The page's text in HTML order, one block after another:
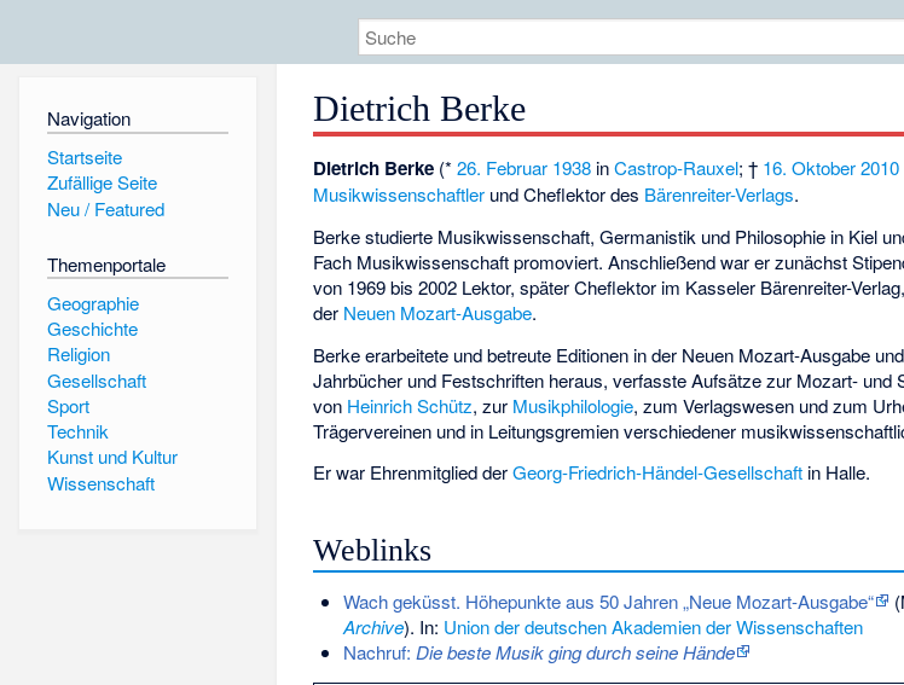
Navigation
Startseite
Zufällige Seite
Neu / Featured
Themenportale
Geographie
Geschichte
Religion
Gesellschaft
Sport
Technik
Kunst und Kultur
Wissenschaft
Dietrich Berke
Dietrich Berke (*26. Februar 1938 inCastrop-Rauxel; † 16. Oktober 2010
Musikwissenschaftler und Cheflektor des Bärenreiter-Verlags.
Berke studierte Musikwissenschaft, Germanistik und Philosophie in Kiel
Fach Musikwissenschaft promoviert. Anschließend war er zunächst
von 1969 bis 2002 Lektor, später Cheflektor im Kasseler Bärenreiter-
der Neuen Mozart-Ausgabe.
Berke erarbeitete und betreute Editionen in der Neuen Mozart-Ausgabe
Jahrbücher und Festschriften heraus, verfasste Aufsätze zur Mozart- und
von Heinrich Schütz, zur Musikphilologie, zum Verlagswesen und zum
Trägervereinen und in Leitungsgremien verschiedener
Er war Ehrenmitglied derGeorg-Friedrich-Händel-Gesellschaft in Halle.
Weblinks
Wach geküsst. Höhepunkte aus 50 Jahren „Neue Mozart-Ausgabe“ (
Archive). In: Union der deutschen Akademien der Wissenschaften
Nachruf: Die beste Musik ging durch seine Hände